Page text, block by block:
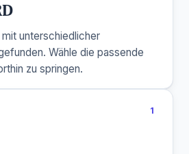
unterschiedlicher
Wähle die passende
zu springen.
1